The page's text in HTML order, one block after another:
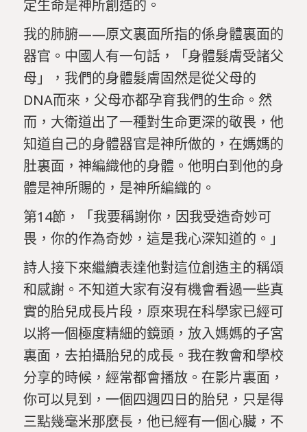
定生命是神所創造的。
我的肺腑——原文裏面所指的係身體裏面的
器官。中國人有一句話，「身體髮膚受諸父
母」，我們的身體髮膚固然是從父母的
DNA而來，父母亦都孕育我們的生命。然
而，大衛道出了一種對生命更深的敬畏，他
知道自己的身體器官是神所做的，在媽媽的
肚裏面，神編織他的身體。他明白到他的身
體是神所賜的，是神所編織的。
第14節，「我要稱謝你，因我受造奇妙可
畏，你的作為奇妙，這是我心深知道的。」
詩人接下來繼續表達他對這位創造主的稱頌
和感謝。不知道大家有沒有機會看過一些真
實的胎兒成長片段，原來現在科學家已經可
以將一個極度精細的鏡頭，放入媽媽的子宮
裏面，去拍攝胎兒的成長。我在教會和學校
分享的時候，經常都會播放。在影片裏面，
你可以見到，一個四週四日的胎兒，只是得
三點幾毫米那麼長，他已經有一個心臟，不